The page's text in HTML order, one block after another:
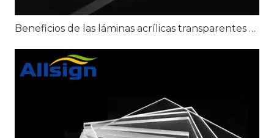
Beneficios de las láminas acrílicas transparentes para señalización transparente